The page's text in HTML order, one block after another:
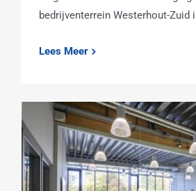
bedrijventerrein Westerhout-Zuid
Lees Meer